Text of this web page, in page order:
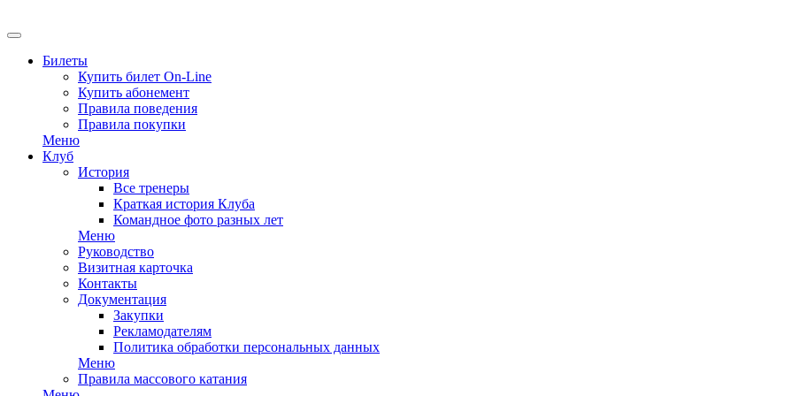
Билеты
Купить билет On-Line
Купить абонемент
Правила поведения
Правила покупки
Меню
Клуб
История
Все тренеры
Краткая история Клуба
Командное фото разных лет
Меню
Руководство
Визитная карточка
Контакты
Документация
Закупки
Рекламодателям
Политика обработки персональных данных
Меню
Правила массового катания